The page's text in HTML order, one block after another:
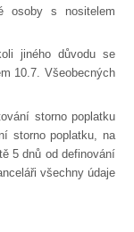
osoby s nositelem
jiného důvodu se
10.7. Všeobecných
storno poplatku
storno poplatku, na
5 dnů od definování
všechny údaje